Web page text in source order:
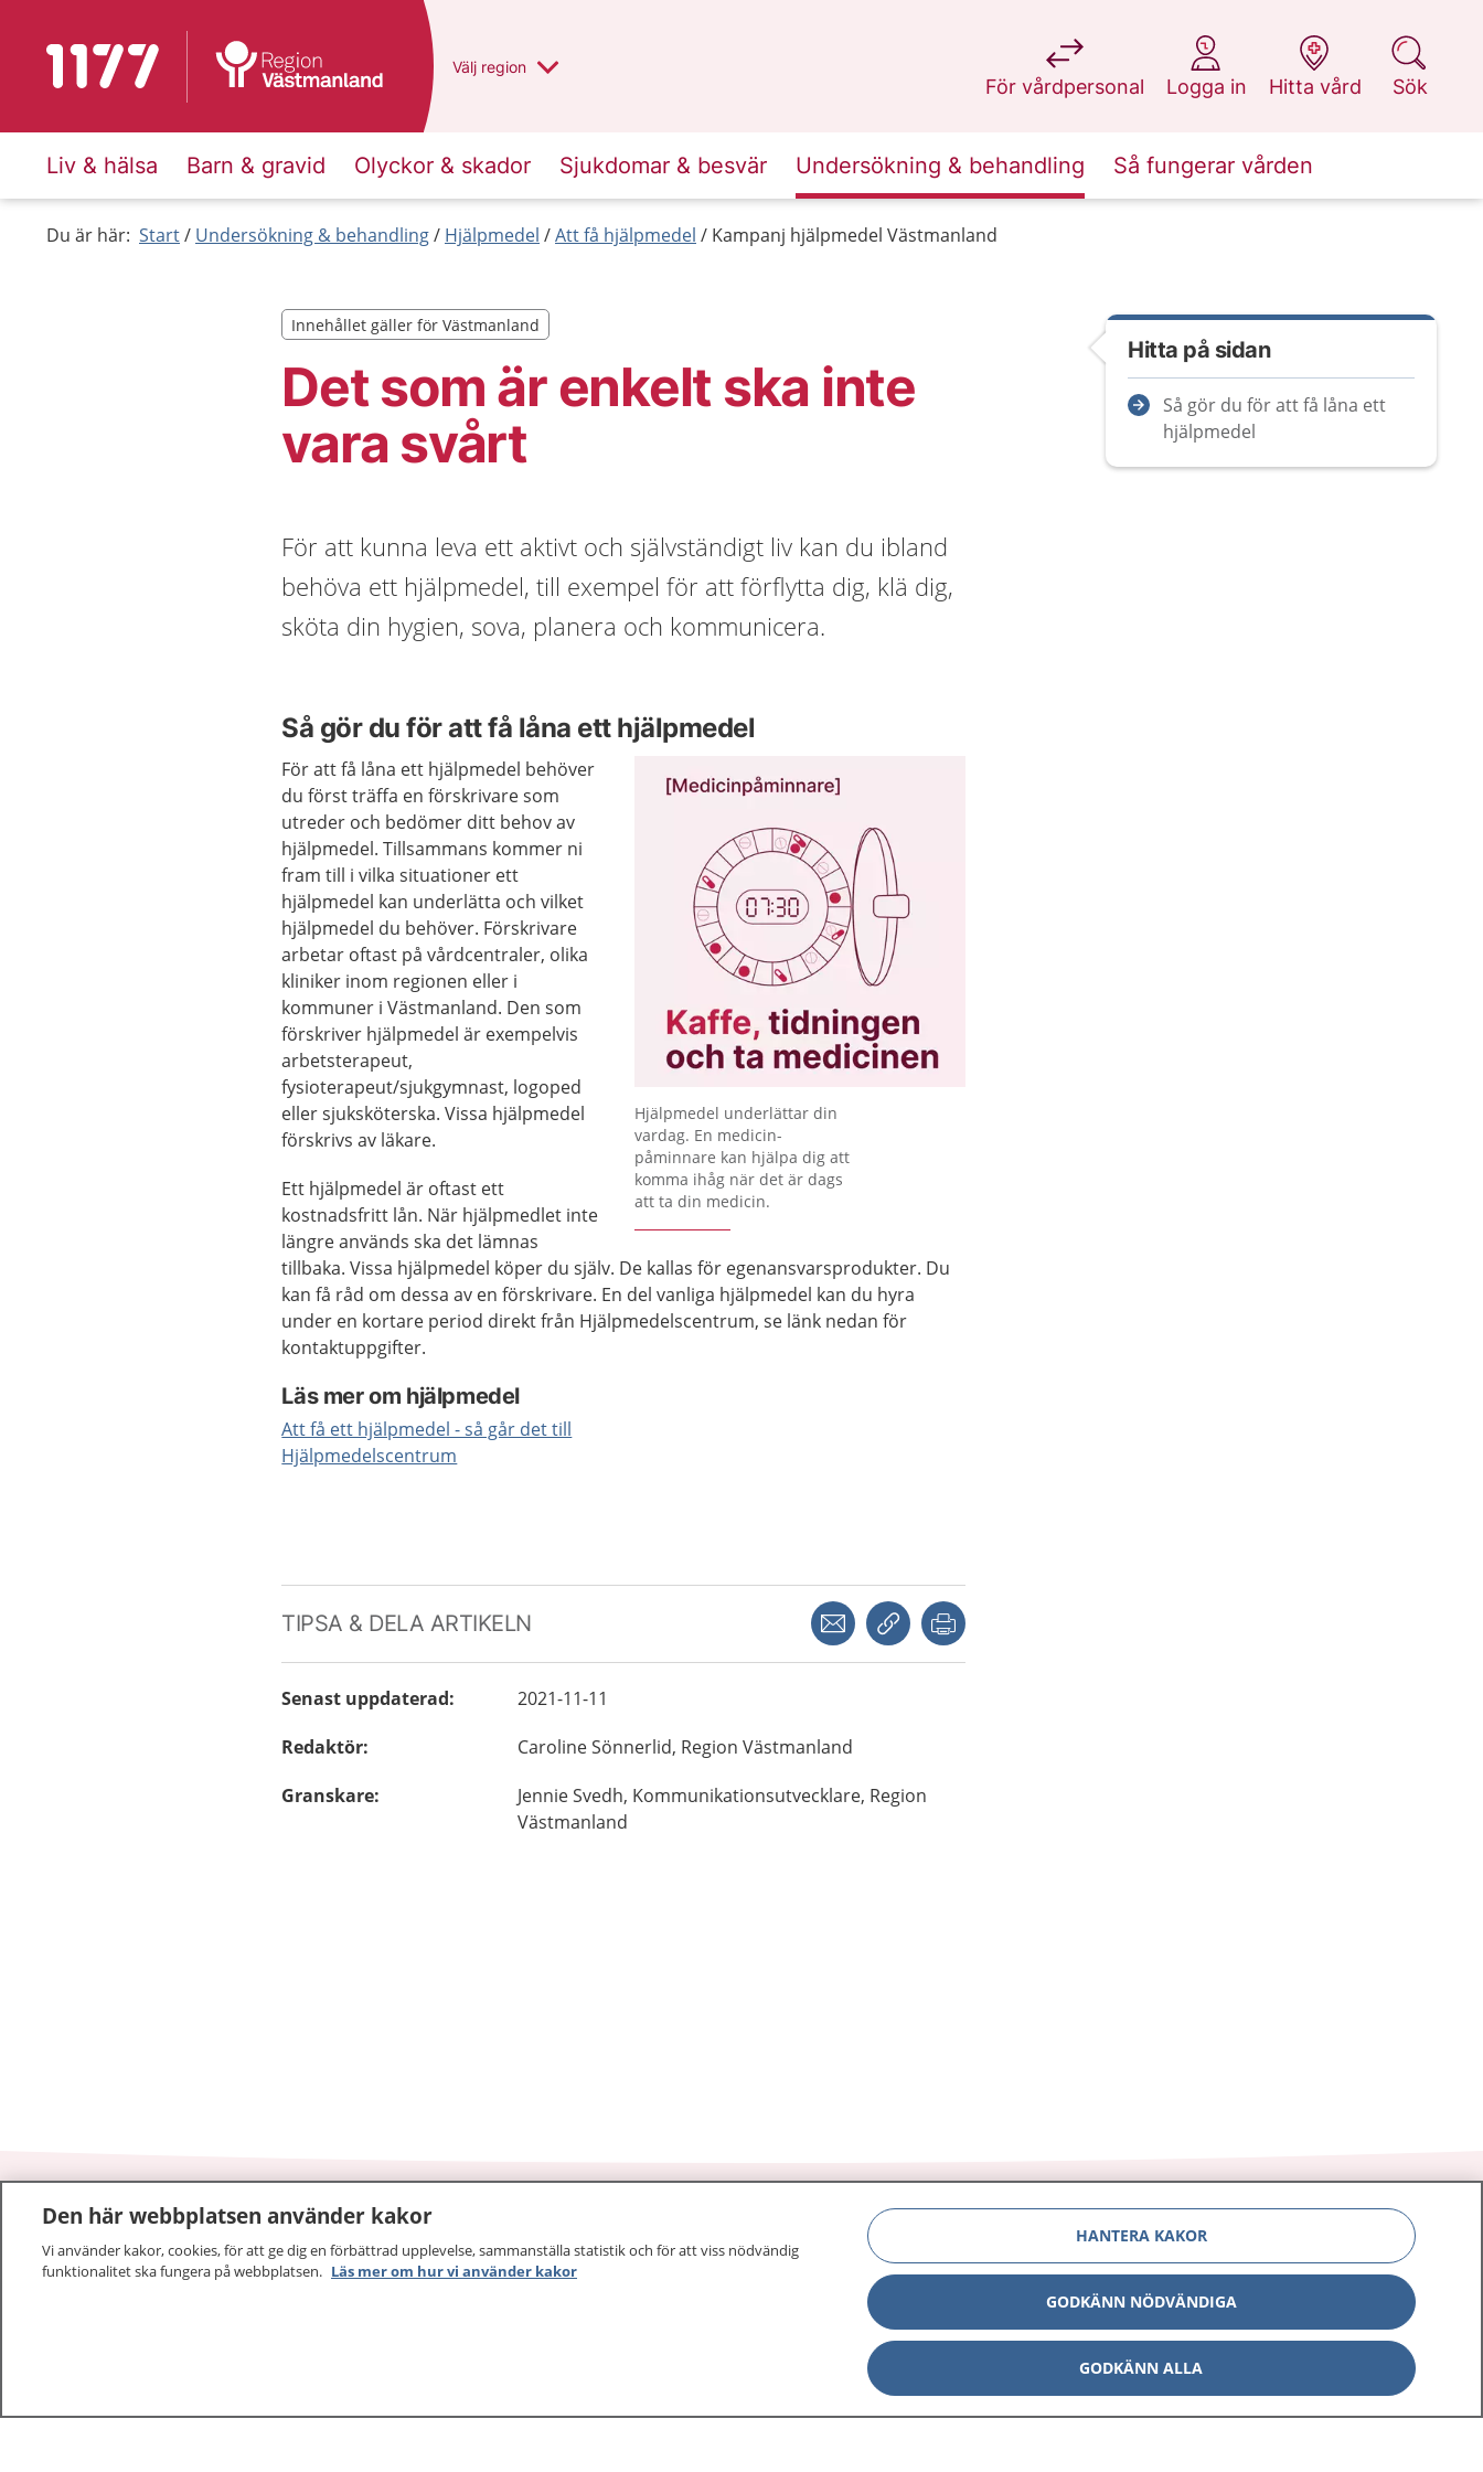
Till startsidan för 1177 Du har valt region
Välj en annan
region
För vårdpersonal
på 1177.se
Logga in
på 1177.se
Hitta vård
på 1177.se
Sök
på 1177.se
Liv & hälsa Barn & gravid Olyckor & skador Sjukdomar & besvär Undersökning & behandling Så fungerar vården
Du är här: Start Undersökning & behandling Hjälpmedel Att få hjälpmedel Kampanj hjälpmedel Västmanland
Det som är enkelt ska inte
vara svårt
Innehållet gäller för Västmanland
Innehållet gäller för Västmanland
För att kunna leva ett aktivt och självständigt liv kan du ibland
behöva ett hjälpmedel, till exempel för att förflytta dig, klä dig,
sköta din hygien, sova, planera och kommunicera.
Så gör du för att få låna ett hjälpmedel
Hjälpmedel underlättar din
vardag. En medicin-
påminnare kan hjälpa dig att
komma ihåg när det är dags
att ta din medicin.
För att få låna ett hjälpmedel behöver
du först träffa en förskrivare som
utreder och bedömer ditt behov av
hjälpmedel. Tillsammans kommer ni
fram till i vilka situationer ett
hjälpmedel kan underlätta och vilket
hjälpmedel du behöver. Förskrivare
arbetar oftast på vårdcentraler, olika
kliniker inom regionen eller i
kommuner i Västmanland. Den som
förskriver hjälpmedel är exempelvis
arbetsterapeut,
fysioterapeut/sjukgymnast, logoped
eller sjuksköterska. Vissa hjälpmedel
förskrivs av läkare.
Ett hjälpmedel är oftast ett
kostnadsfritt lån. När hjälpmedlet inte
längre används ska det lämnas
tillbaka. Vissa hjälpmedel köper du själv. De kallas för egenansvarsprodukter. Du
kan få råd om dessa av en förskrivare. En del vanliga hjälpmedel kan du hyra
under en kortare period direkt från Hjälpmedelscentrum, se länk nedan för
kontaktuppgifter.
Läs mer om hjälpmedel
Att få ett hjälpmedel - så går det till
Hjälpmedelscentrum
TIPSA & DELA ARTIKELN Dela via mejlKopiera länk
Senast uppdaterad:
2021-11-11
Redaktör: CarolineSönnerlid, Region Västmanland
Granskare: JennieSvedh, Kommunikationsutvecklare, Region
Västmanland
Hitta på sidan
Så gör du för att få låna ett
hjälpmedel
1177 –tryggt om din hälsa och vård
Other languages
Lättläst svenska
Om 1177
E-tjänster
Press
Digital tillgänglighet
Den här webbplatsen använder kakor
Vi använder kakor, cookies, för att ge dig en förbättrad upplevelse, sammanställa statistik och för att viss nödvändig
funktionalitet ska fungera på webbplatsen. Läs mer om hur vi använder kakor
HANTERA KAKOR
GODKÄNN NÖDVÄNDIGA
GODKÄNN ALLA